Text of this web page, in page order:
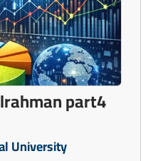
part4
University